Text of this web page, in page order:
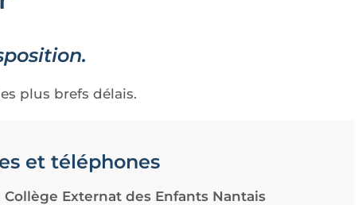
plus brefs délais.
et téléphones
Externat des Enfants Nantais